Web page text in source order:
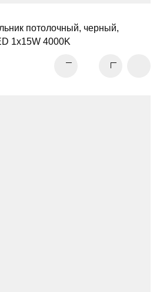
потолочный, черный,
1x15W 4000K